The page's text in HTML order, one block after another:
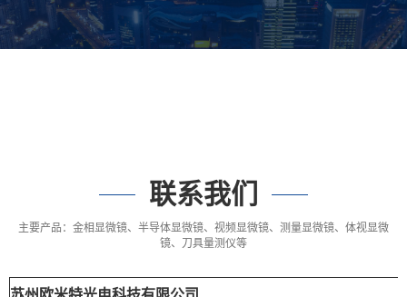
联系我们
主要产品：金相显微镜、半导体显微镜、视频显微镜、测量显微镜、体视显微
镜、刀具量测仪等